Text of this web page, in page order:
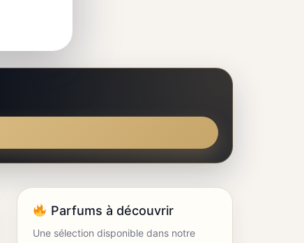
Parfums à découvrir
Une sélection disponible dans notre